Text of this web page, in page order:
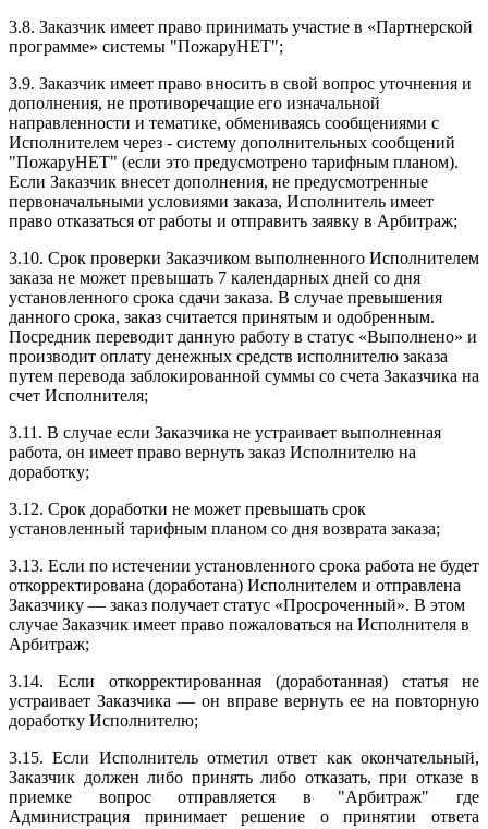
3.8. Заказчик имеет право принимать участие в «Партнерской
программе» системы "ПожаруНЕТ";
3.9. Заказчик имеет право вносить в свой вопрос уточнения и
дополнения, не противоречащие его изначальной
направленности и тематике, обмениваясь сообщениями с
Исполнителем через - систему дополнительных сообщений
"ПожаруНЕТ" (если это предусмотрено тарифным планом).
Если Заказчик внесет дополнения, не предусмотренные
первоначальными условиями заказа, Исполнитель имеет
право отказаться от работы и отправить заявку в Арбитраж;
3.10. Срок проверки Заказчиком выполненного Исполнителем
заказа не может превышать 7 календарных дней со дня
установленного срока сдачи заказа. В случае превышения
данного срока, заказ считается принятым и одобренным.
Посредник переводит данную работу в статус «Выполнено» и
производит оплату денежных средств исполнителю заказа
путем перевода заблокированной суммы со счета Заказчика на
счет Исполнителя;
3.11. В случае если Заказчика не устраивает выполненная
работа, он имеет право вернуть заказ Исполнителю на
доработку;
3.12. Cрок доработки не может превышать срок
установленный тарифным планом со дня возврата заказа;
3.13. Если по истечении установленного срока работа не будет
откорректирована (доработана) Исполнителем и отправлена
Заказчику — заказ получает статус «Просроченный». В этом
случае Заказчик имеет право пожаловаться на Исполнителя в
Арбитраж;
3.14. Если откорректированная (доработанная) статья не
устраивает Заказчика — он вправе вернуть ее на повторную
доработку Исполнителю;
3.15. Если Исполнитель отметил ответ как окончательный,
Заказчик должен либо принять либо отказать, при отказе в
приемке вопрос отправляется в "Арбитраж" где
Администрация принимает решение о принятии ответа